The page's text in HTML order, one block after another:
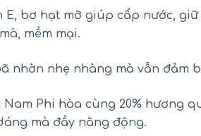
E, bơ hạt mỡ giúp cấp nước,
mềm mại.
nhờn nhẹ nhàng mà vẫn đảm
Nam Phi hòa cùng 20% hương
mà đầy năng động.